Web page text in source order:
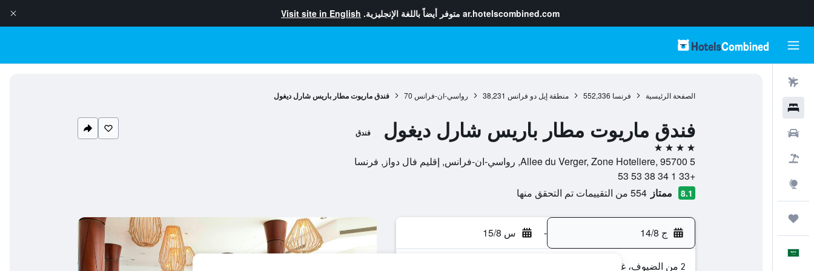
ar.hotelscombined.com متوفر أيضاً باللغة الإنجليزية. Visit site in English
الصفحة الرئيسية فرنسا 552,336 منطقة إيل دو فرانس 38,231 رواسي-ان-فرانس 70 فندق ماريوت مطار باريس شارل ديغول
فندق ماريوت مطار باريس شارل ديغول فندق
4 نجوم
5 Allee du Verger, Zone Hoteliere, 95700, رواسي-ان-فرانس, إقليم فال دواز, فرنسا
+33 1 34 38 53 53
8.1 ممتاز 554 من التقييمات تم التحقق منها
ج 14/8 - س 15/8
2 من الضيوف، غرفة واحدة